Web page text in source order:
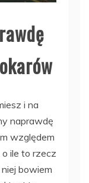
i na
naprawdę
względem
ile to rzecz
bowiem